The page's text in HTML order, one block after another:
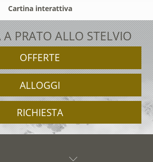
Cartina interattiva
PRATO ALLO STELVIO
OFFERTE
ALLOGGI
RICHIESTA